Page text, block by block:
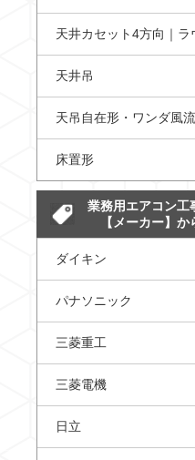
天井カセット4方向｜ラ
天井吊
天吊自在形・ワンダ風流
床置形
業務用エアコン工
【メーカー】か
ダイキン
パナソニック
三菱重工
三菱電機
日立